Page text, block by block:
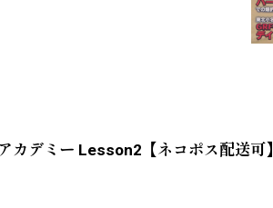
カデミー Lesson2【ネコポス配送可】